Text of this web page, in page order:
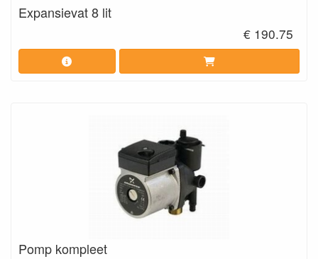
Expansievat 8 lit
€ 190.75
Pomp kompleet